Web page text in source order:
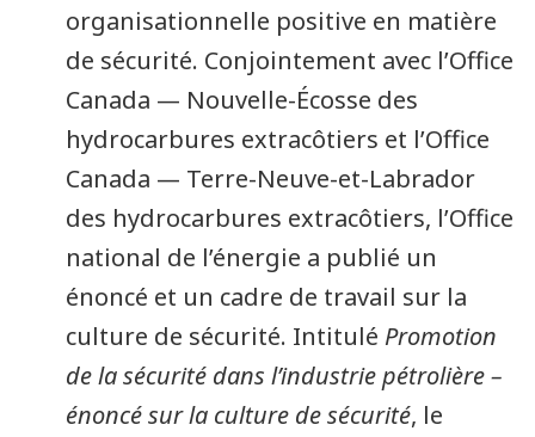
organisationnelle positive en matière
de sécurité. Conjointement avec l’Office
Canada — Nouvelle-Écosse des
hydrocarbures extracôtiers et l’Office
Canada — Terre-Neuve-et-Labrador
des hydrocarbures extracôtiers, l’Office
national de l’énergie a publié un
énoncé et un cadre de travail sur la
culture de sécurité. Intitulé Promotion
de la sécurité dans l’industrie pétrolière –
énoncé sur la culture de sécurité, le